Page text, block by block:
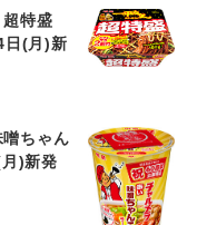
超特盛
日(月)新
噌ちゃん
)新発